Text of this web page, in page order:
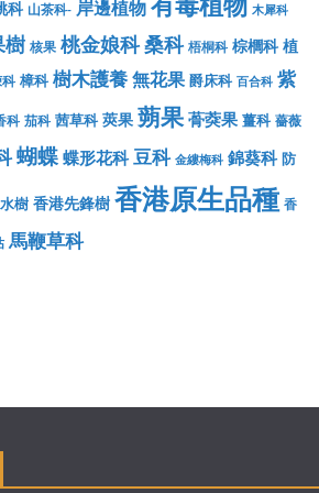
科 山茶科- 岸邊植物 木犀科
樹 核果 桃金娘科桑科 梧桐科 棕櫚科 植
樟科 樹木護養無花果 爵床科 百合科 紫
科 茄科 茜草科 莢果 蒴果蓇葖果 薑科 薔薇
蝴蝶蝶形花科豆科 金縷梅科 錦葵科 防
樹 香港先鋒樹 香港原生品種 香
馬鞭草科